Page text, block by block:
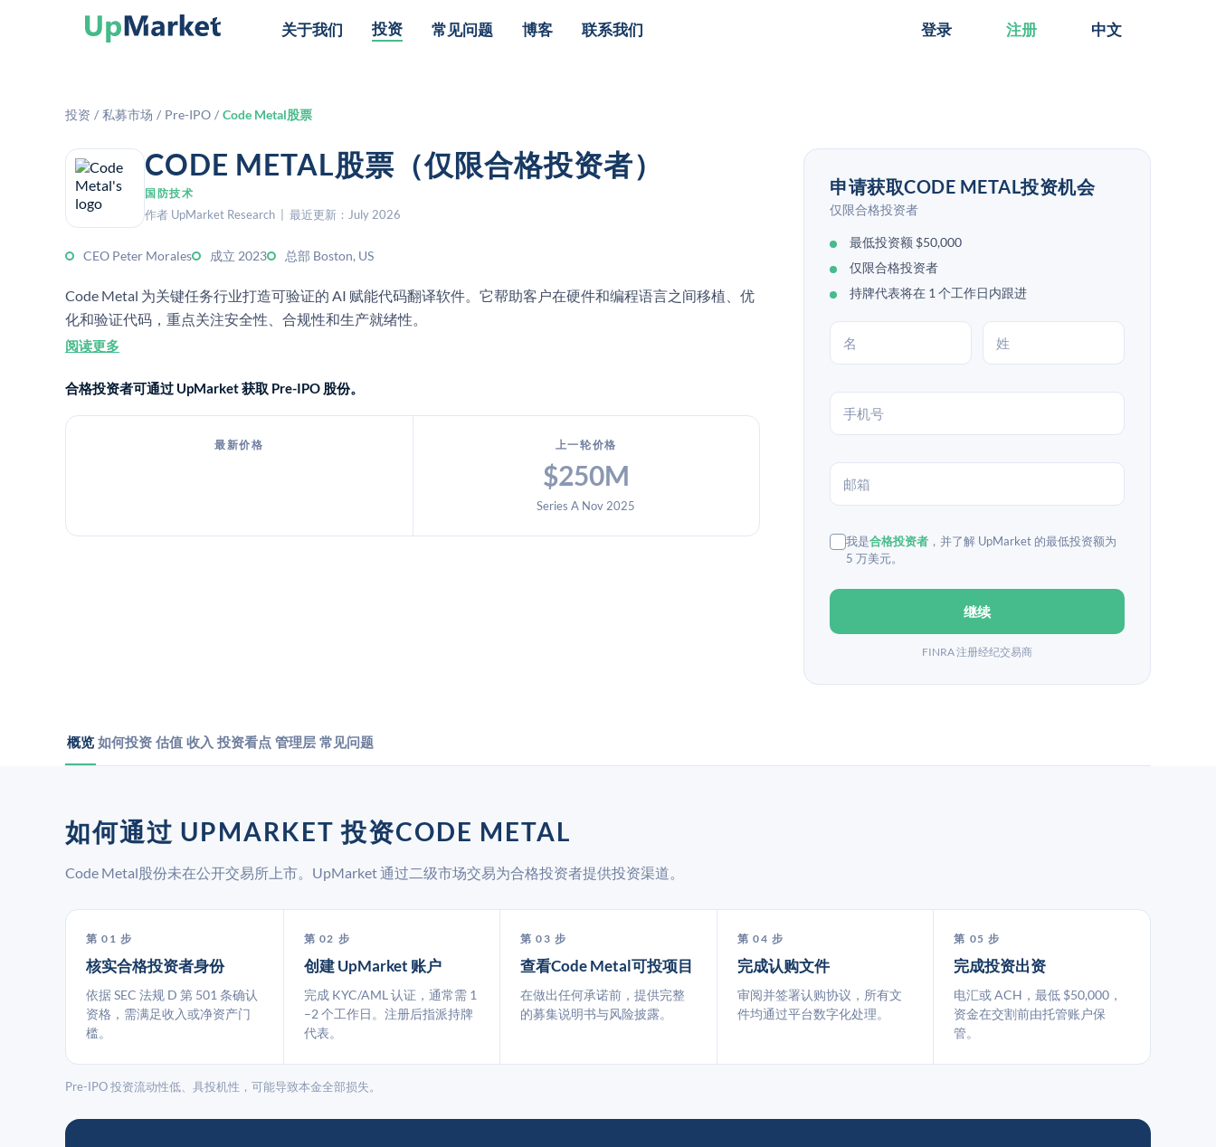
关于我们 投资 常见问题 博客 联系我们 登录 注册 中文
投资 / 私募市场 / Pre-IPO / Code Metal股票
CODE METAL股票（仅限合格投资者）
国防技术
作者 UpMarket Research | 最近更新：July 2026
CEO Peter Morales 成立 2023 总部 Boston, US
Code Metal 为关键任务行业打造可验证的 AI 赋能代码翻译软件。它帮助客户在硬件和编程语言之间移植、优
化和验证代码，重点关注安全性、合规性和生产就绪性。
阅读更多
合格投资者可通过 UpMarket 获取 Pre-IPO 股份。
最新价格 上一轮价格
$250M
Series A Nov 2025
申请获取CODE METAL投资机会
仅限合格投资者
最低投资额 $50,000
仅限合格投资者
持牌代表将在 1 个工作日内跟进
我是合格投资者 ，并了解 UpMarket 的最低投资额为
5 万美元。
继续
FINRA 注册经纪交易商
概览 如何投资 估值 收入 投资看点 管理层 常见问题
如何通过 UPMARKET 投资CODE METAL
Code Metal股份未在公开交易所上市。UpMarket 通过二级市场交易为合格投资者提供投资渠道。
第 01 步
核实合格投资者身份
依据 SEC 法规 D 第 501 条确认
资格，需满足收入或净资产门
槛。
第 02 步
创建 UpMarket 账户
完成 KYC/AML 认证，通常需 1
–2 个工作日。注册后指派持牌
代表。
第 03 步
查看Code Metal可投项目
在做出任何承诺前，提供完整
的募集说明书与风险披露。
第 04 步
完成认购文件
审阅并签署认购协议，所有文
件均通过平台数字化处理。
第 05 步
完成投资出资
电汇或 ACH，最低 $50,000，
资金在交割前由托管账户保
管。
Pre-IPO 投资流动性低、具投机性，可能导致本金全部损失。